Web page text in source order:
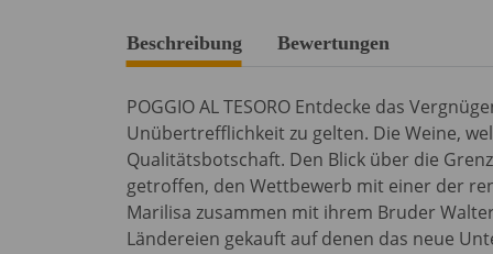
weitere Registerkarten anzeigen
Beschreibung Bewertungen
POGGIO AL TESORO Entdecke das
Unübertrefflichkeit zu gelten. Die Weine,
Qualitätsbotschaft. Den Blick über die
getroffen, den Wettbewerb mit einer der
Marilisa zusammen mit ihrem Bruder
Ländereien gekauft auf denen das neue